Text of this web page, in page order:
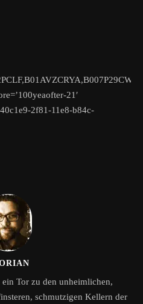
21′
2f81-11e8-b84c-
Tor zu den unheimlichen,
schmutzigen Kellern der